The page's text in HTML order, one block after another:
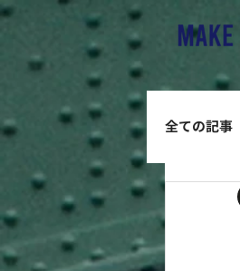
全ての記事